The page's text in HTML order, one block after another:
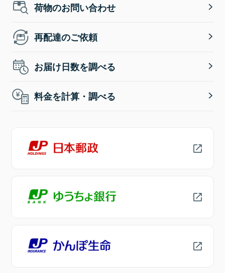
荷物のお問い合わせ
再配達のご依頼
お届け日数を調べる
料金を計算・調べる